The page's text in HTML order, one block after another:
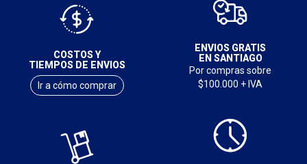
COSTOS Y
TIEMPOS DE ENVIOS
Ir a cómo comprar
ENVIOS GRATIS
EN SANTIAGO
Por compras sobre
$100.000 + IVA